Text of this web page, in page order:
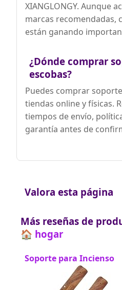
XIANGLONGY. Aunque
marcas recomendadas,
están ganando
¿Dónde comprar
escobas?
Puedes comprar
tiendas online y físicas.
tiempos de envío,
garantía antes de
Valora esta página
Más reseñas de
🏠 hogar
Soporte para Incienso